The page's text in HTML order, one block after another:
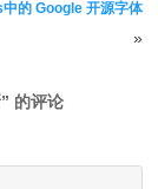
的 Google 开源字体
»
” 的评论